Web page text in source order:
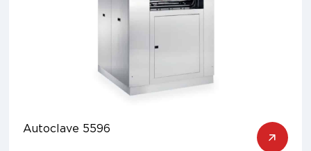
Autoclave 5596